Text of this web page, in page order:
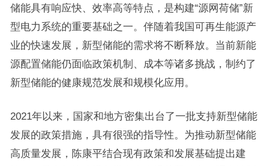
储能具有响应快、效率高等特点，是构建“源网荷储”新
型电力系统的重要基础之一。伴随着我国可再生能源产
业的快速发展，新型储能的需求将不断释放。当前新能
源配置储能仍面临政策机制、成本等诸多挑战，制约了
新型储能的健康规范发展和规模化应用。
2021年以来，国家和地方密集出台了一批支持新型储能
发展的政策措施，具有很强的指导性。为推动新型储能
高质量发展，陈康平结合现有政策和发展基础提出建